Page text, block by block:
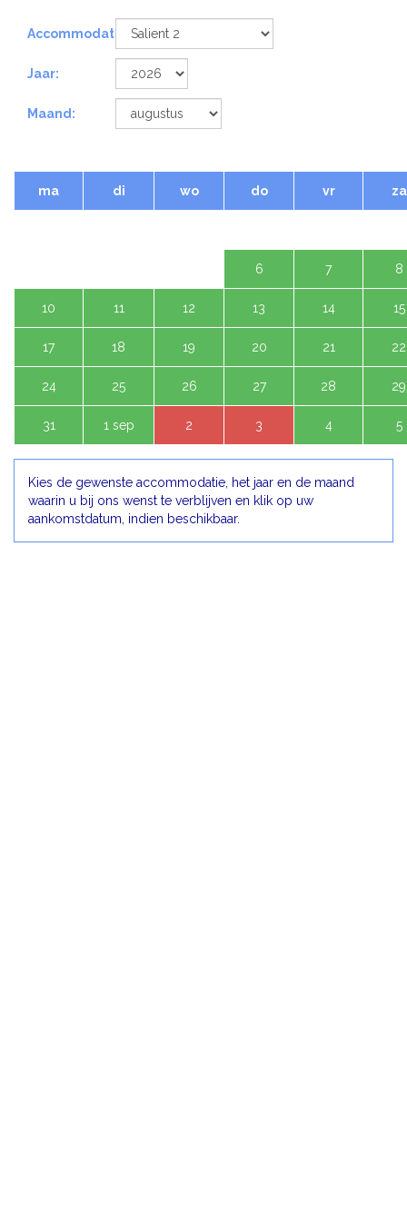
Accommodatie:
Jaar:
Maand:
ma di wo do vr za
6 7 8
10 11 12 13 14 15
17 18 19 20 21 22
24 25 26 27 28 29
31 1 sep 2 3 4 5
Kies de gewenste accommodatie, het jaar en de maand
waarin u bij ons wenst te verblijven en klik op uw
aankomstdatum, indien beschikbaar.